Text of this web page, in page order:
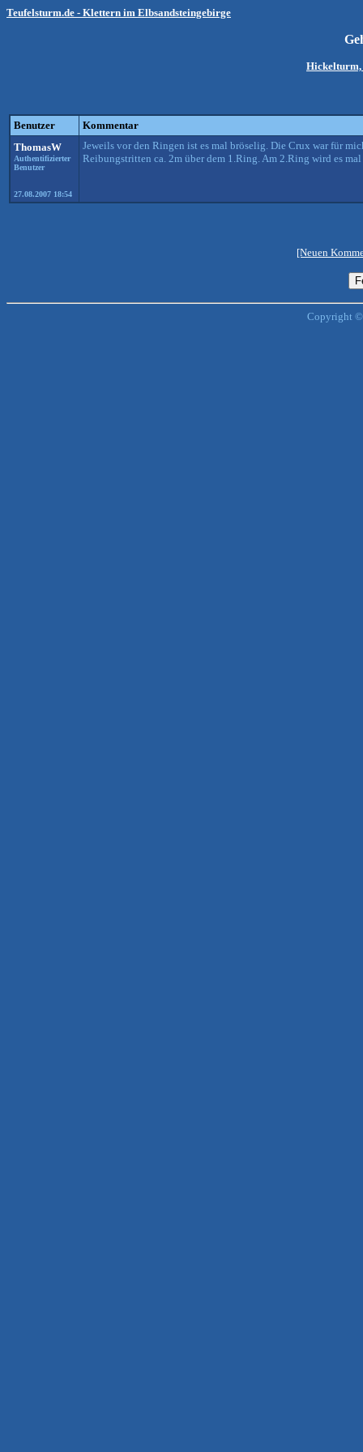
Teufelsturm.de - Klettern im Elbsandsteingebirge
Hickelturm,
Benutzer
Kommentar
ThomasW
Authentifizierter
Benutzer
27.08.2007 18:54
Jeweils vor den Ringen ist es mal bröselig. Die Crux war für
Reibungstritten ca. 2m über dem 1.Ring. Am 2.Ring wird es
[Neuen
Copyright ©